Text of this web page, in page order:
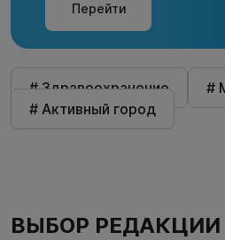
Перейти
# Здравоохранение
#
# Активный город
ВЫБОР РЕДАКЦИИ